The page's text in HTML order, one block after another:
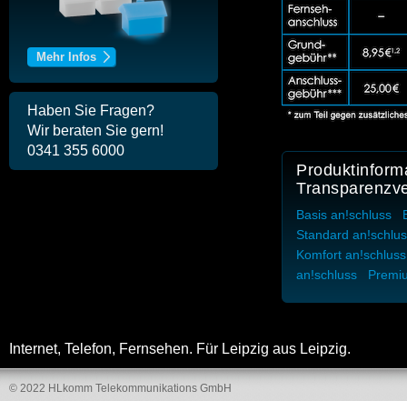
Haben Sie Fragen?
Wir beraten Sie gern!
0341 355 6000
Basis an!schluss
Standard
Komfort
an!schluss
Internet, Telefon, Fernsehen. Für Leipzig aus Leipzig.
© 2022 HLkomm Telekommunikations GmbH